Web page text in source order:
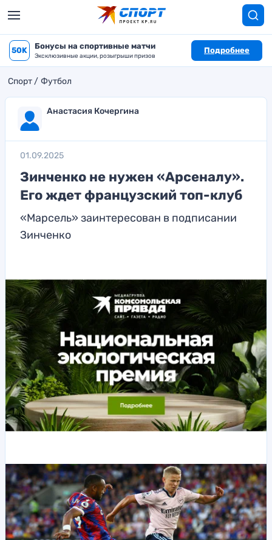
50K Бонусы на спортивные матчи
Эксклюзивные акции, розыгрыши призов
Подробнее
Спорт Футбол
Анастасия Кочергина
01.09.2025
Зинченко не нужен «Арсеналу».
Его ждет французский топ-клуб
«Марсель» заинтересован в подписании
Зинченко